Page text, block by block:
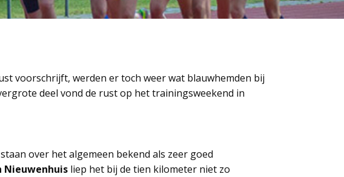
voorschrijft, werden er toch weer wat blauwhemden bij
deel vond de rust op het trainingsweekend in
over het algemeen bekend als zeer goed
Nieuwenhuis liep het bij de tien kilometer niet zo